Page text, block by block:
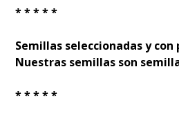
* * * * *
Semillas seleccionadas y
Nuestras semillas son
* * * * *